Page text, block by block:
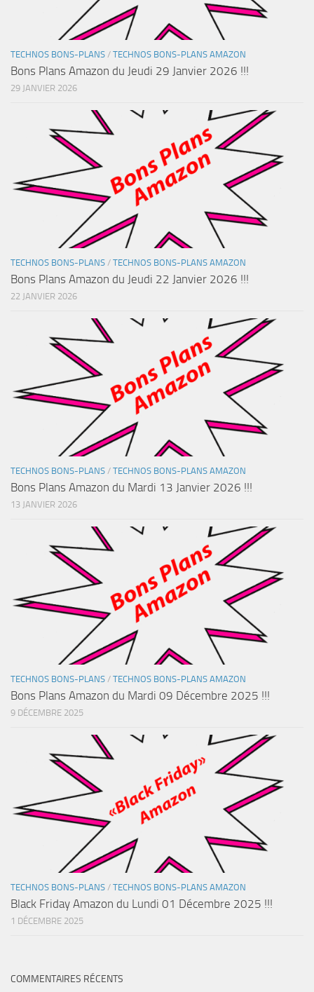
TECHNOS BONS-PLANS / TECHNOS BONS-PLANS AMAZON
Bons Plans Amazon du Jeudi 29 Janvier 2026 !!!
29 JANVIER 2026
TECHNOS BONS-PLANS / TECHNOS BONS-PLANS AMAZON
Bons Plans Amazon du Jeudi 22 Janvier 2026 !!!
22 JANVIER 2026
TECHNOS BONS-PLANS / TECHNOS BONS-PLANS AMAZON
Bons Plans Amazon du Mardi 13 Janvier 2026 !!!
13 JANVIER 2026
TECHNOS BONS-PLANS / TECHNOS BONS-PLANS AMAZON
Bons Plans Amazon du Mardi 09 Décembre 2025 !!!
9 DÉCEMBRE 2025
TECHNOS BONS-PLANS / TECHNOS BONS-PLANS AMAZON
Black Friday Amazon du Lundi 01 Décembre 2025 !!!
1 DÉCEMBRE 2025
COMMENTAIRES RÉCENTS